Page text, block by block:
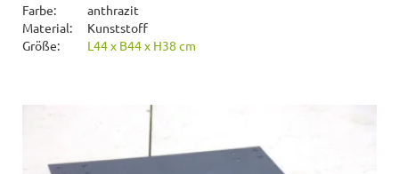
Farbe:
anthrazit
Material:
Kunststoff
Größe:
L44 x B44 x H38 cm